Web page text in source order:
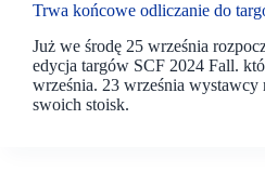
Trwa końcowe odliczanie do
Już we środę 25 września
edycja targów SCF 2024 Fall.
września. 23 września wystawcy
swoich stoisk.